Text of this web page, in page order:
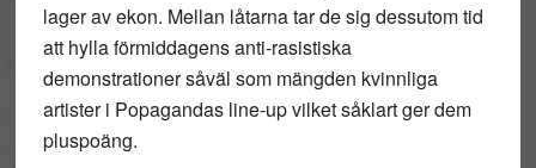
lager av ekon. Mellan låtarna tar de sig dessutom tid
att hylla förmiddagens anti-rasistiska
demonstrationer såväl som mängden kvinnliga
artister i Popagandas line-up vilket såklart ger dem
pluspoäng.